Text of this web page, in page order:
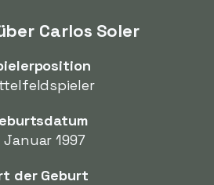
Carlos Soler
Januar 1997
der Geburt